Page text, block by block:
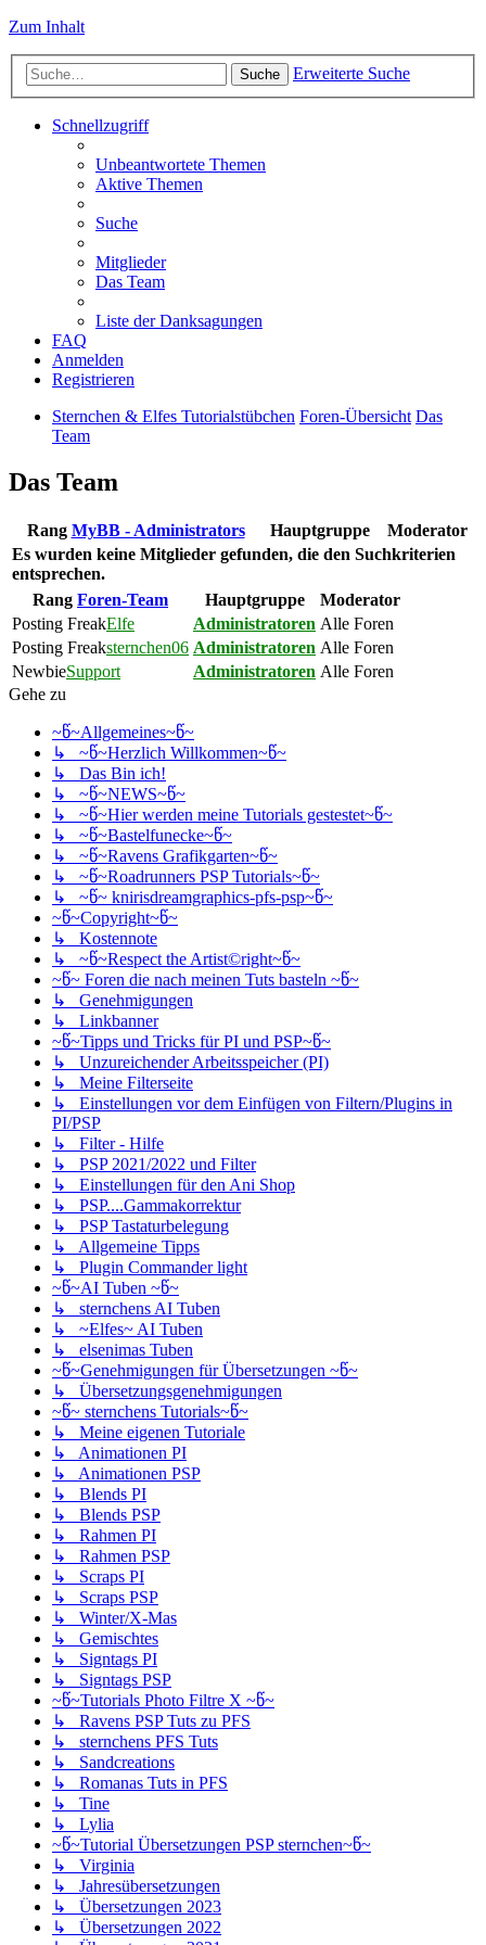
Zum Inhalt
Suche Erweiterte Suche
Schnellzugriff
Unbeantwortete Themen
Aktive Themen
Suche
Mitglieder
Das Team
Liste der Danksagungen
FAQ
Anmelden
Registrieren
Sternchen & Elfes Tutorialstübchen Foren-Übersicht Das
Team
Das Team
Rang MyBB - Administrators Hauptgruppe
Moderator
Es wurden keine Mitglieder gefunden, die den Suchkriterien
entsprechen.
Rang Foren-Team Hauptgruppe
Moderator
Posting FreakElfe Administratoren Alle Foren
Posting Freaksternchen06 Administratoren Alle Foren
NewbieSupport Administratoren Alle Foren
Gehe zu
~წ~Allgemeines~წ~
↳ ~წ~Herzlich Willkommen~წ~
↳ Das Bin ich!
↳ ~წ~NEWS~წ~
↳ ~წ~Hier werden meine Tutorials gestestet~წ~
↳ ~წ~Bastelfunecke~წ~
↳ ~წ~Ravens Grafikgarten~წ~
↳ ~წ~Roadrunners PSP Tutorials~წ~
↳ ~წ~ knirisdreamgraphics-pfs-psp~წ~
~წ~Copyright~წ~
↳ Kostennote
↳ ~წ~Respect the Artist©right~წ~
~წ~ Foren die nach meinen Tuts basteln ~წ~
↳ Genehmigungen
↳ Linkbanner
~წ~Tipps und Tricks für PI und PSP~წ~
↳ Unzureichender Arbeitsspeicher (PI)
↳ Meine Filterseite
↳ Einstellungen vor dem Einfügen von Filtern/Plugins in
PI/PSP
↳ Filter - Hilfe
↳ PSP 2021/2022 und Filter
↳ Einstellungen für den Ani Shop
↳ PSP....Gammakorrektur
↳ PSP Tastaturbelegung
↳ Allgemeine Tipps
↳ Plugin Commander light
~წ~AI Tuben ~წ~
↳ sternchens AI Tuben
↳ ~Elfes~ AI Tuben
↳ elsenimas Tuben
~წ~Genehmigungen für Übersetzungen ~წ~
↳ Übersetzungsgenehmigungen
~წ~ sternchens Tutorials~წ~
↳ Meine eigenen Tutoriale
↳ Animationen PI
↳ Animationen PSP
↳ Blends PI
↳ Blends PSP
↳ Rahmen PI
↳ Rahmen PSP
↳ Scraps PI
↳ Scraps PSP
↳ Winter/X-Mas
↳ Gemischtes
↳ Signtags PI
↳ Signtags PSP
~წ~Tutorials Photo Filtre X ~წ~
↳ Ravens PSP Tuts zu PFS
↳ sternchens PFS Tuts
↳ Sandcreations
↳ Romanas Tuts in PFS
↳ Tine
↳ Lylia
~წ~Tutorial Übersetzungen PSP sternchen~წ~
↳ Virginia
↳ Jahresübersetzungen
↳ Übersetzungen 2023
↳ Übersetzungen 2022